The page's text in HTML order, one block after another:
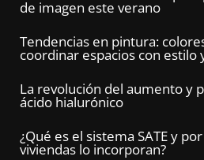
de imagen este verano
Tendencias en pintura:
coordinar espacios con estilo
La revolución del aumento y
ácido hialurónico
¿Qué es el sistema SATE y
viviendas lo incorporan?